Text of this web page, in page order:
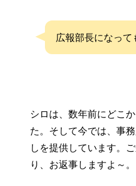
広報部長になっ
シロは、数年前にどこ
た。そして今では、事
しを提供しています。
り、お返事しますよ～。